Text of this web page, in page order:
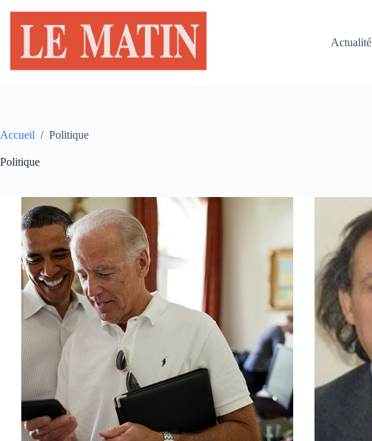
contenu
Actualité
Accueil / Politique
Politique